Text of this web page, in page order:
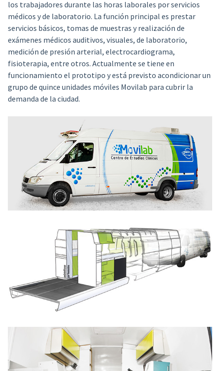
los trabajadores durante las horas laborales por servicios
médicos y de laboratorio. La función principal es prestar
servicios básicos, tomas de muestras y realización de
exámenes médicos auditivos, visuales, de laboratorio,
medición de presión arterial, electrocardiograma,
fisioterapia, entre otros. Actualmente se tiene en
funcionamiento el prototipo y está previsto acondicionar un
grupo de quince unidades móviles Movilab para cubrir la
demanda de la ciudad.